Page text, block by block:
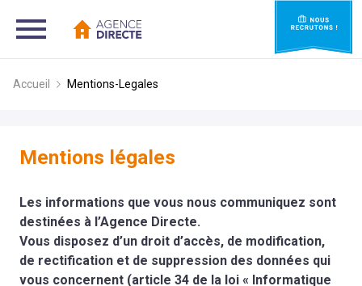
Accueil Mentions-Legales
Mentions légales
Les informations que vous nous communiquez sont
destinées à l’Agence Directe.
Vous disposez d’un droit d’accès, de modification,
de rectification et de suppression des données qui
vous concernent (article 34 de la loi « Informatique